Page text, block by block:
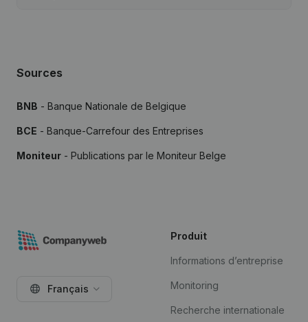
Sources
BNB - Banque Nationale de Belgique
BCE - Banque-Carrefour des Entreprises
Moniteur - Publications par le Moniteur Belge
Français
Produit
Informations d’entreprise
Monitoring
Recherche internationale